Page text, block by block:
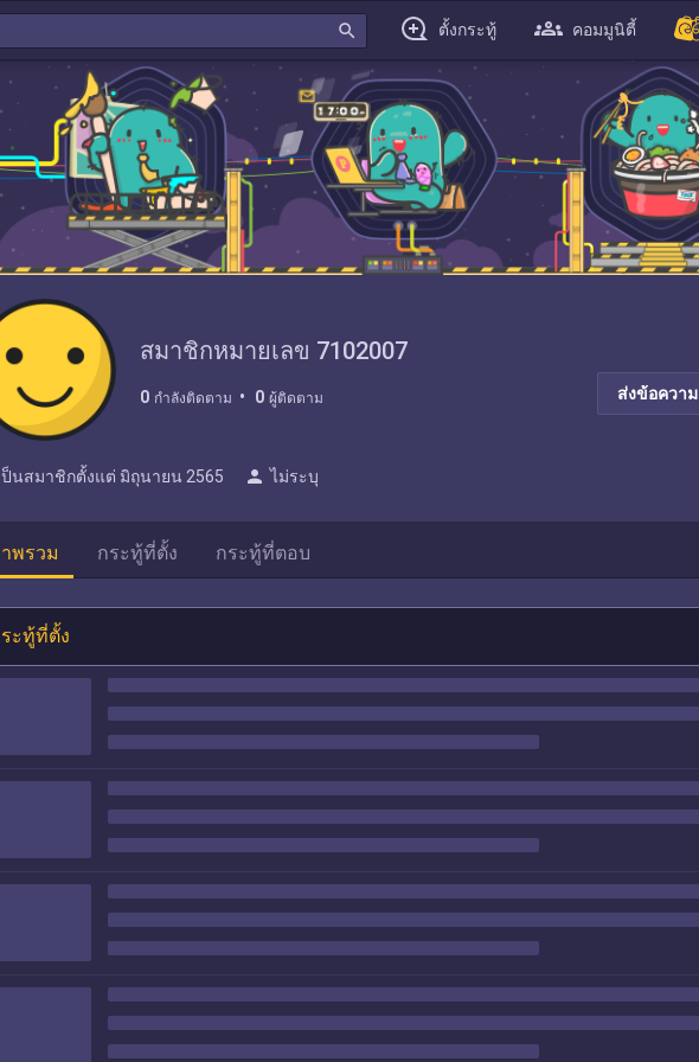
search ตั้งกระทู้ คอมมูนิตี้
สมาชิกหมายเลข 7102007
0 กำลังติดตาม 0 ผู้ติดตาม ส่งข้อความ
ป็นสมาชิกตั้งแต่ มิถุนายน 2565 person ไม่ระบุ
พรวม กระทู้ที่ตั้ง กระทู้ที่ตอบ
ะทู้ที่ตั้ง